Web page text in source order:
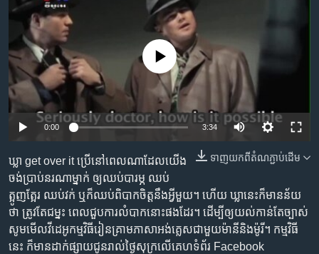
ម្តង
ចូល​
ទៅ​
ទំព័រ​
រចនា
សម្ព័ន្ធ​
រំលង​
និង​
ចូល​
ទៅ​
កាន់​
ទំព័រ​
ស្វែង​
ព្រឹត្តិការណ៍ព័ត៌មាន
ទូរទស្សន៍ / វីដេអូ​
វិទ្យុ / ផតខាសថ៍
កម្មវិធីទាំងអស់
Khmer English
បណ្តាញ​សង្គម
ភាសា
No media source currently available
0:00 3:34
ទាញ​យក​ពី​តំណភ្ជាប់​ដើម
ឃ្លា get over it ប្រើ​នៅ​ពេល​ណា​ដែល​យើង
ចង់​ប្រាប់​នរណា​ម្នាក់ ឲ្យ​ឈប់​បារម្ភ ឈប់​
ត្អូញត្អែរ ឈប់​វក់ ឬ​ក៏​ឈប់​ពិបាក​ចិត្ត​នឹង​អ្វី​មួយ។ ហើយ ឃ្លា​នេះ​ក៏​មាន​ន័យ​
ថា ត្រូវតែ​ជម្នះ ពេល​ជួប​ការលំបាក​នោះ​ផងដែរ។ ដើម្បី​ឲ្យ​យល់​កាន់តែ​ច្បាស់​
សូម​មើល​វីដេអូ​កម្មវិធី​រៀន​គ្រាម​ភាសា​អង់គ្លេស​ជាមួយ​ម៉ានី​និង​ម៉ូរី។ កម្មវិធី​
នេះ ក៏​មាន​ដាក់​ផ្សាយ​ជូន​រាល់​ថ្ងៃសុក្រ​លើ​គេហទំព័រ Facebook